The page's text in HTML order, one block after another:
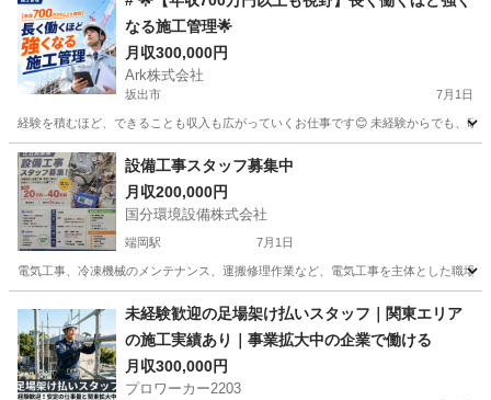
なる施工管理🌟
月収300,000円
Ark株式会社
坂出市 7月1日
経験を積むほど、できることも収入も広がっていくお仕事です😊 未経験からでも、
香川 坂出市 施工管理
設備工事スタッフ募集中
月収200,000円
国分環境設備株式会社
端岡駅 7月1日
電気工事、冷凍機械のメンテナンス、運搬修理作業など、電気工事を主体とした職場
端岡駅 土木
未経験歓迎の足場架け払いスタッフ｜関東エリア
の施工実績あり｜事業拡大中の企業で働ける
月収300,000円
プロワーカー2203